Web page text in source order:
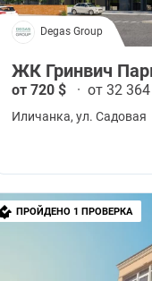
Degas Group
ЖК Гринвич
от 720 $ · от 32
Иличанка, ул. Садовая
ПРОЙДЕНО 1 ПРОВЕРКА